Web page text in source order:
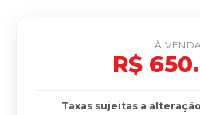
À
R$
Taxas sujeitas a